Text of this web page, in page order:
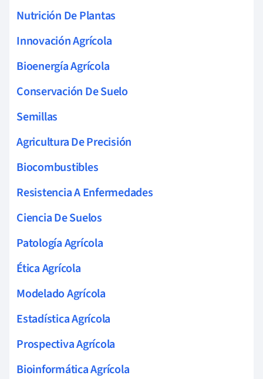
Nutrición De Plantas
Innovación Agrícola
Bioenergía Agrícola
Conservación De Suelo
Semillas
Agricultura De Precisión
Biocombustibles
Resistencia A Enfermedades
Ciencia De Suelos
Patología Agrícola
Ética Agrícola
Modelado Agrícola
Estadística Agrícola
Prospectiva Agrícola
Bioinformática Agrícola